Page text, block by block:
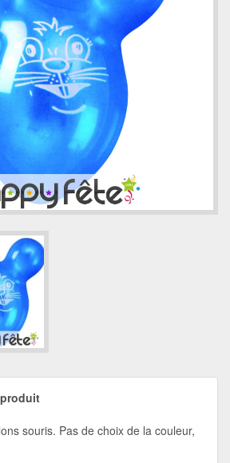
souris. Pas de choix de la couleur,